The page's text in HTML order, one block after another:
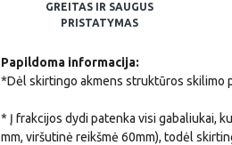
GREITAS IR SAUGUS
PRISTATYMAS
Papildoma informacija:
*Dėl skirtingo akmens struktūros skilimo
* Į frakcijos dydi patenka visi gabaliukai,
mm, viršutinė reikšmė 60mm), todėl